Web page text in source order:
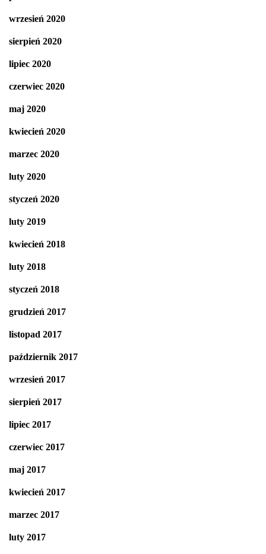
wrzesień 2020
sierpień 2020
lipiec 2020
czerwiec 2020
maj 2020
kwiecień 2020
marzec 2020
luty 2020
styczeń 2020
luty 2019
kwiecień 2018
luty 2018
styczeń 2018
grudzień 2017
listopad 2017
październik 2017
wrzesień 2017
sierpień 2017
lipiec 2017
czerwiec 2017
maj 2017
kwiecień 2017
marzec 2017
luty 2017